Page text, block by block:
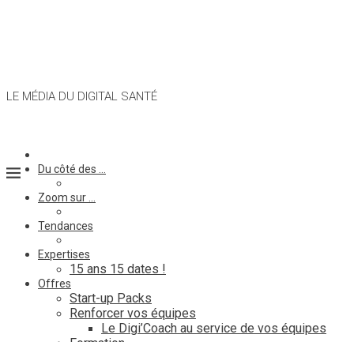
LE MÉDIA DU DIGITAL SANTÉ
Du côté des …
Zoom sur …
Tendances
Expertises
15 ans 15 dates !
Offres
Start-up Packs
Renforcer vos équipes
Le Digi’Coach au service de vos équipes